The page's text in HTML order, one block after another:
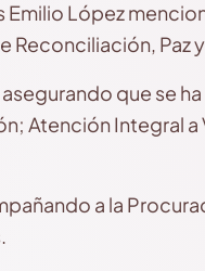
López
Reconciliación, Paz
que se ha
Atención Integral
a la